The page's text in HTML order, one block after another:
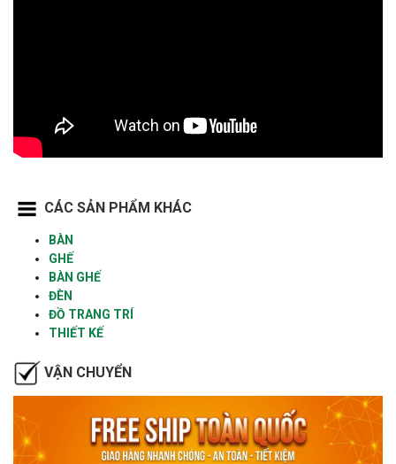
CÁC SẢN PHẨM KHÁC
BÀN
GHẾ
BÀN GHẾ
ĐÈN
ĐỒ TRANG TRÍ
THIẾT KẾ
VẬN CHUYỂN